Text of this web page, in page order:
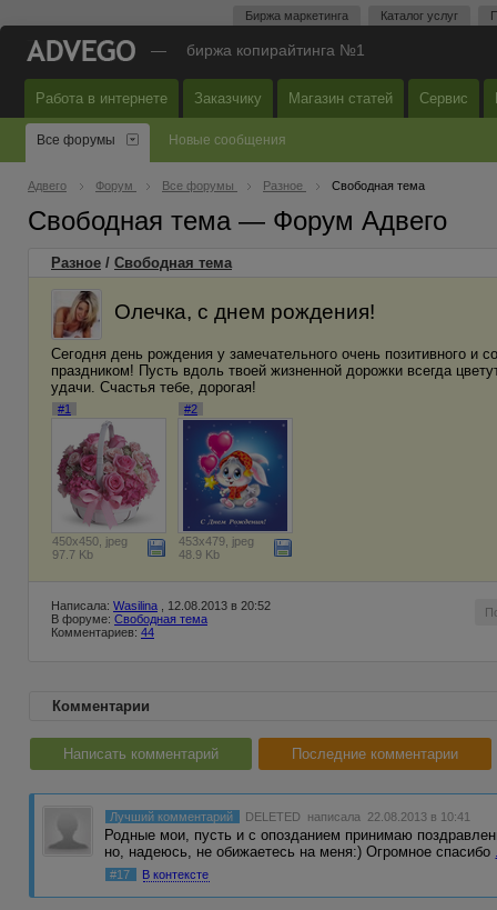
Биржа маркетинга Каталог услуг
— биржа копирайтинга №1
Работа в интернете Заказчику Магазин статей Сервис
Все форумы Новые сообщения
Адвего Форум Все форумы Разное Свободная тема
Свободная тема — Форум Адвего
Разное / Свободная тема
Олечка, с днем рождения!
Сегодня день рождения у замечательного очень позитивного
праздником! Пусть вдоль твоей жизненной дорожки всегда
удачи. Счастья тебе, дорогая!
#1
450x450, jpeg
97.7 Kb
#2
453x479, jpeg
48.9 Kb
Написала: Wasilina , 12.08.2013 в 20:52
В форуме: Свободная тема
Комментариев: 44
Комментарии
Написать комментарий Последние комментарии
Лучший комментарий DELETED написала 22.08.2013 в 10:41
Родные мои, пусть и с опозданием принимаю
но, надеюсь, не обижаетесь на меня:) Огромное спасибо
#17 В контексте